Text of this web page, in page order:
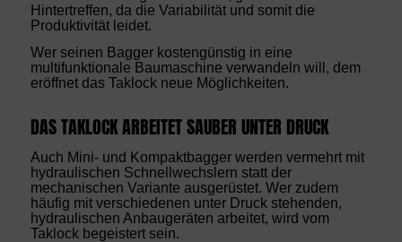
Hintertreffen, da die Variabilität und somit die
Produktivität leidet.
Wer seinen Bagger kostengünstig in eine
multifunktionale Baumaschine verwandeln will, dem
eröffnet das Taklock neue Möglichkeiten.
DAS TAKLOCK ARBEITET SAUBER UNTER DRUCK
Auch Mini- und Kompaktbagger werden vermehrt mit
hydraulischen Schnellwechslern statt der
mechanischen Variante ausgerüstet. Wer zudem
häufig mit verschiedenen unter Druck stehenden,
hydraulischen Anbaugeräten arbeitet, wird vom
Taklock begeistert sein.